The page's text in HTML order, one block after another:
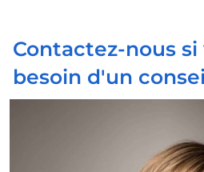
Contactez-nous si
besoin d'un